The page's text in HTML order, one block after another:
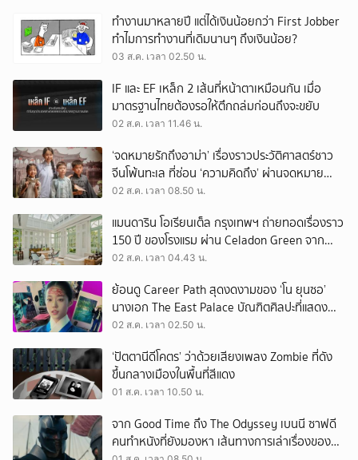
ทำงานมาหลายปี แต่ได้เงินน้อยกว่า First Jobber
ทำไมการทำงานที่เดิมนานๆ ถึงเงินน้อย?
03 ส.ค. เวลา 02.50 น.
IF และ EF เหล็ก 2 เส้นที่หน้าตาเหมือนกัน เมื่อ
มาตรฐานไทยต้องรอให้ตึกถล่มก่อนถึงจะขยับ
02 ส.ค. เวลา 11.46 น.
‘จดหมายรักถึงอาม่า’ เรื่องราวประวัติศาสตร์ชาว
จีนโพ้นทะเล ที่ซ่อน ‘ความคิดถึง’ ผ่านจดหมาย
‘โพยก๊วน’
02 ส.ค. เวลา 08.50 น.
แมนดาริน โอเรียนเต็ล กรุงเทพฯ ถ่ายทอดเรื่องราว
150 ปี ของโรงแรม ผ่าน Celadon Green จาก
เครื่องศิลาดล
02 ส.ค. เวลา 04.43 น.
ย้อนดู Career Path สุดงดงามของ ‘โน ยุนซอ’
นางเอก The East Palace บัณฑิตศิลปะที่แสดง
เรื่องไหนก็ปัง
02 ส.ค. เวลา 02.50 น.
‘ปัตตานีดีโคตร’ ว่าด้วยเสียงเพลง Zombie ที่ดัง
ขึ้นกลางเมืองในพื้นที่สีแดง
01 ส.ค. เวลา 10.50 น.
จาก Good Time ถึง The Odyssey เบนนี ซาฟดี
คนทำหนังที่ยังมองหา เส้นทางการเล่าเรื่องของตัว